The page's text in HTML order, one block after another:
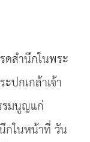
สำนึกในพระ
ปกเกล้าเจ้า
รมนูญแก่
กในหน้าที่ วัน